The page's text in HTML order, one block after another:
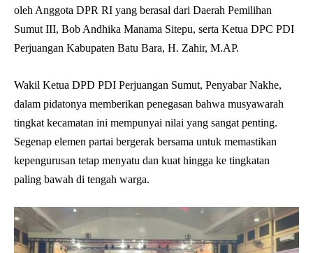
oleh Anggota DPR RI yang berasal dari Daerah Pemilihan
Sumut III, Bob Andhika Manama Sitepu, serta Ketua DPC PDI
Perjuangan Kabupaten Batu Bara, H. Zahir, M.AP.
Wakil Ketua DPD PDI Perjuangan Sumut, Penyabar Nakhe,
dalam pidatonya memberikan penegasan bahwa musyawarah
tingkat kecamatan ini mempunyai nilai yang sangat penting.
Segenap elemen partai bergerak bersama untuk memastikan
kepengurusan tetap menyatu dan kuat hingga ke tingkatan
paling bawah di tengah warga.